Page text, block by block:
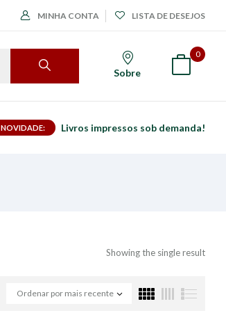
MINHA CONTA LISTA DE DESEJOS
Sobre
0
NOVIDADE: Livros impressos sob demanda!
Showing the single result
Ordenar por mais recente